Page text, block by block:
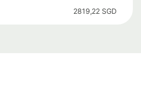
2819,22 SGD